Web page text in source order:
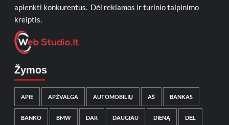
aplenkti konkurentus. Dėl reklamos ir turinio talpinimo
kreiptis.
Žymos
APIE APŽVALGA AUTOMOBILIŲ AŠ BANKAS
BANKO BMW DAR DAUGIAU DIENĄ DĖL